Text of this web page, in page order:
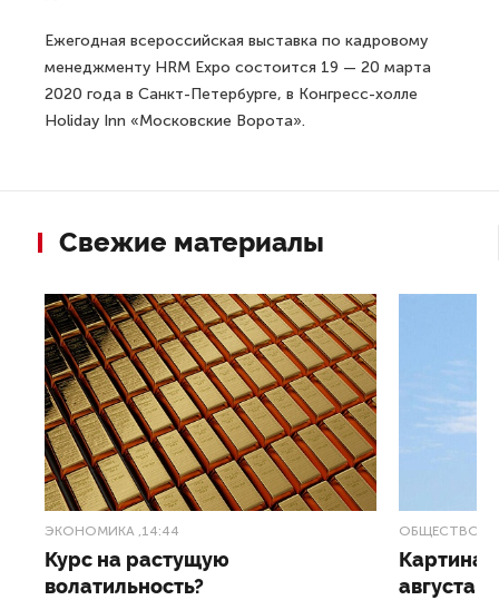
Ежегодная всероссийская выставка по кадровому
менеджменту HRM Expo состоится 19 — 20 марта
2020 года в Санкт-Петербурге, в Конгресс-холле
Holiday Inn «Московские Ворота».
Свежие материалы
ЭКОНОМИКА ,14:44
Курс на растущую
волатильность?
ОБЩЕСТВО
Картина
августа